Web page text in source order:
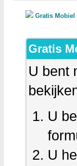
Gratis Mobiel
Gratis
U bent
U
U